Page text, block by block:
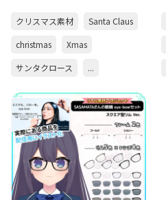
クリスマス素材
Santa Claus
christmas
Xmas
サンタクロース
...